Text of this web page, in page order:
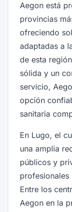
Aegon está
provincias
ofreciendo
adaptadas a
de esta
sólida y un
servicio,
opción
sanitaria
En Lugo, el
una amplia
públicos y
profesionales
Entre los
Aegon en la